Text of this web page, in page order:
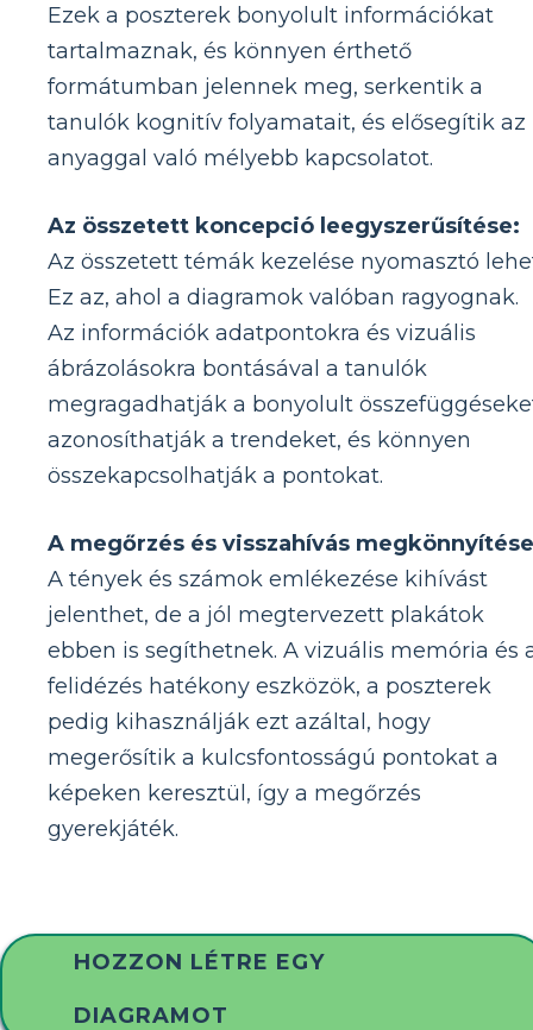
Ezek a poszterek bonyolult információkat
tartalmaznak, és könnyen érthető
formátumban jelennek meg, serkentik a
tanulók kognitív folyamatait, és elősegítik az
anyaggal való mélyebb kapcsolatot.
Az összetett koncepció leegyszerűsítése:
Az összetett témák kezelése nyomasztó
Ez az, ahol a diagramok valóban ragyognak.
Az információk adatpontokra és vizuális
ábrázolásokra bontásával a tanulók
megragadhatják a bonyolult
azonosíthatják a trendeket, és könnyen
összekapcsolhatják a pontokat.
A megőrzés és visszahívás
A tények és számok emlékezése kihívást
jelenthet, de a jól megtervezett plakátok
ebben is segíthetnek. A vizuális memória és
felidézés hatékony eszközök, a poszterek
pedig kihasználják ezt azáltal, hogy
megerősítik a kulcsfontosságú pontokat a
képeken keresztül, így a megőrzés
gyerekjáték.
HOZZON LÉTRE EGY
DIAGRAMOT